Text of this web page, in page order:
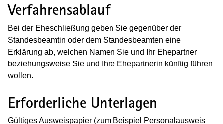
Verfahrensablauf
Bei der Eheschließung geben Sie gegenüber der
Standesbeamtin oder dem Standesbeamten eine
Erklärung ab, welchen Namen Sie und Ihr Ehepartner
beziehungsweise Sie und Ihre Ehepartnerin künftig führen
wollen.
Erforderliche Unterlagen
Gültiges Ausweispapier (zum Beispiel Personalausweis